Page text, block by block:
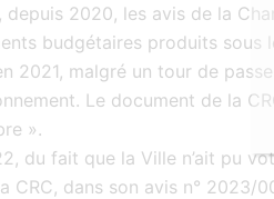
depuis 2020, les avis de la
budgétaires produits sous
2021, malgré un tour de
Le document de la
».
du fait que la Ville n’ait pu
CRC, dans son avis n° 2023/